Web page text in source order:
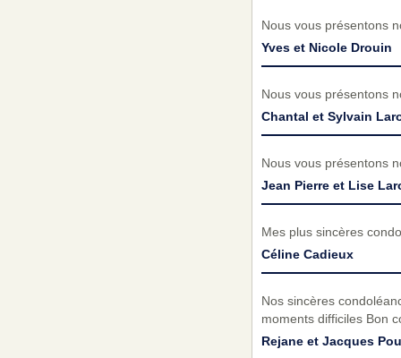
Nous vous présentons
Yves et Nicole Drouin
Nous vous présentons
Chantal et Sylvain
Nous vous présentons
Jean Pierre et Lise
Mes plus sincères
Céline Cadieux
Nos sincères
moments difficiles Bon
Rejane et Jacques